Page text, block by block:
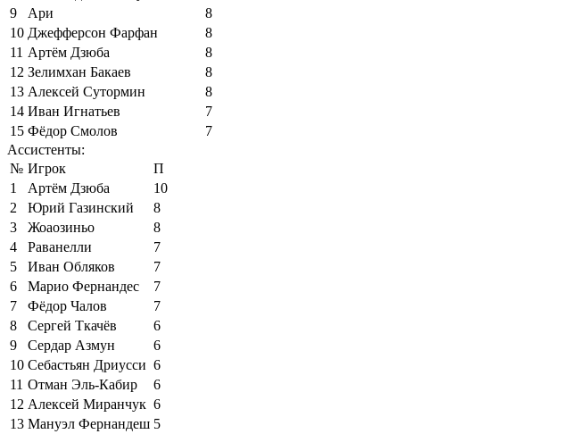
9
Ари
8
10 Джефферсон Фарфан
8
11 Артём Дзюба
8
12 Зелимхан Бакаев
8
13 Алексей Сутормин
8
14 Иван Игнатьев
7
15 Фёдор Смолов
7
Ассистенты:
№ Игрок
П
1
Артём Дзюба
10
2
Юрий Газинский
8
3
Жоаозиньо
8
4
Раванелли
7
5
Иван Обляков
7
6
Марио Фернандес
7
7
Фёдор Чалов
7
8
Сергей Ткачёв
6
9
Сердар Азмун
6
10 Себастьян Дриусси 6
11 Отман Эль-Кабир
6
12 Алексей Миранчук 6
13 Мануэл Фернандеш 5